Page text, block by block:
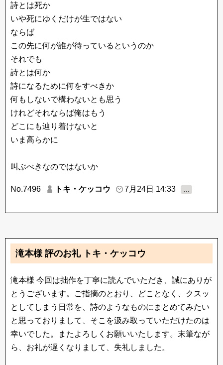
詩とは死か
いや死にゆくだけが生ではない
ならば
この先に何が誰が待っているというのか
それでも
詩とは何か
詩になるために何をすべきか
何もしないで構わないとも思う
けれどそれならば俺はもう
どこにも辿り着けないと
いま高らかに
叫ぶべきなのではないか
No.7496 トキ・ケッコウ 7月24日 14:33
滝本様 評のお礼 トキ・ケッコウ
滝本様 今回は拙作を丁寧に読んでいただき、誠にありが
とうございます。ご指摘のとおり、どことなく、クスッ
としてしまう日常を、詩のようなものにまとめてみたい
と思っておりまして、そこを汲み取っていただけたのは
幸いでした。またよろしくお願いいたします。末筆なが
ら、お礼が遅くなりまして、失礼しました。